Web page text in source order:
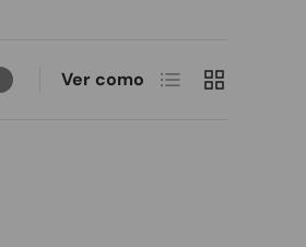
Ver como Lista Cuadrícula